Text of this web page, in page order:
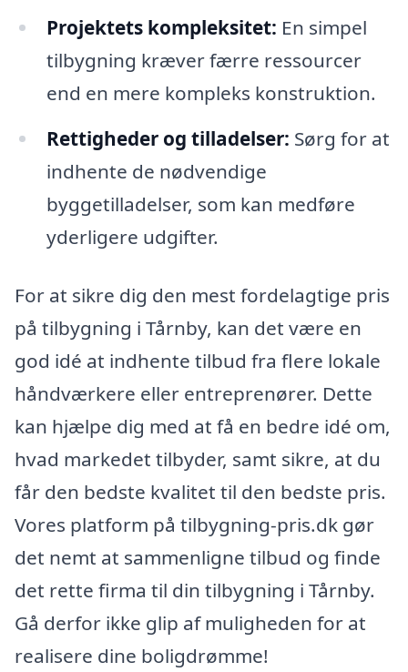
Projektets kompleksitet: En simpel
tilbygning kræver færre ressourcer
end en mere kompleks konstruktion.
Rettigheder og tilladelser: Sørg for at
indhente de nødvendige
byggetilladelser, som kan medføre
yderligere udgifter.
For at sikre dig den mest fordelagtige pris
på tilbygning i Tårnby, kan det være en
god idé at indhente tilbud fra flere lokale
håndværkere eller entreprenører. Dette
kan hjælpe dig med at få en bedre idé om,
hvad markedet tilbyder, samt sikre, at du
får den bedste kvalitet til den bedste pris.
Vores platform på tilbygning-pris.dk gør
det nemt at sammenligne tilbud og finde
det rette firma til din tilbygning i Tårnby.
Gå derfor ikke glip af muligheden for at
realisere dine boligdrømme!